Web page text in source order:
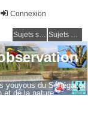
Connexion
Sujets sans réponse Sujets actifs
youyous du Sénégal et
et de la nature.